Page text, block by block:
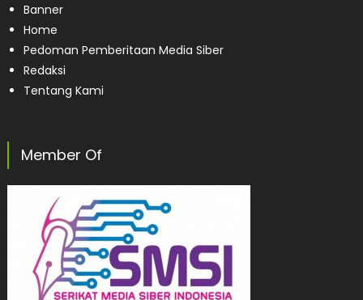
Banner
Home
Pedoman Pemberitaan Media Siber
Redaksi
Tentang Kami
Member Of